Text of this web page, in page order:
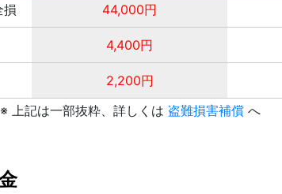
損 44,000円
4,400円
2,200円
※ 上記は一部抜粋、詳しくは 盗難損害補償へ